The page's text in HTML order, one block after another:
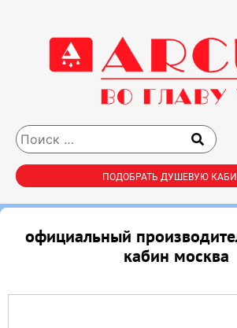
ПОДОБРАТЬ ДУШЕВУЮ
официальный
кабин москва